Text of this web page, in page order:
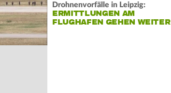
Drohnenvorfälle in Leipzig:
ERMITTLUNGEN AM
FLUGHAFEN GEHEN WEITER